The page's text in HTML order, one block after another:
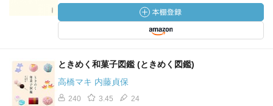
ときめく和菓子図鑑 (ときめく図鑑)
高橋マキ 内藤貞保
240 3.45 24